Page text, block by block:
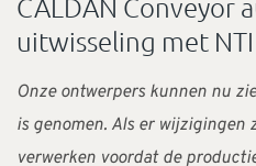
uitwisseling met NTI
Onze ontwerpers kunnen nu
is genomen. Als er wijzigingen
verwerken voordat de